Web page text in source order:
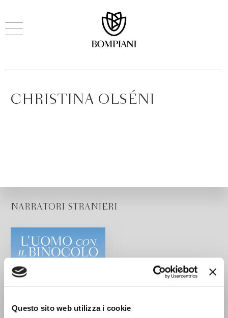
Questo sito web utilizza i cookie
CHRISTINA OLSÉNI
NARRATORI STRANIERI